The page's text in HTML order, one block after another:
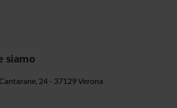
siamo
24 - 37129 Verona